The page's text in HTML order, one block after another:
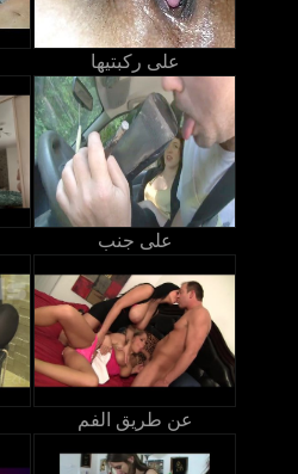
على ركبتيها
على جنب
عن طريق الفم